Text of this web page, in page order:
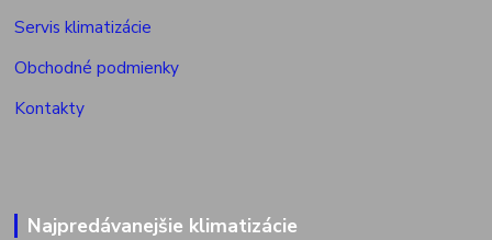
Servis klimatizácie
Obchodné podmienky
Kontakty
Najpredávanejšie klimatizácie